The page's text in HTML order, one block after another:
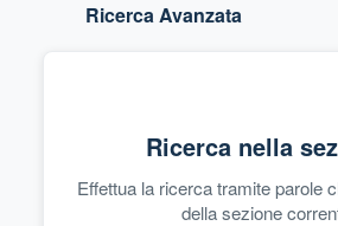
Ricerca Avanzata
Ricerca nella
Effettua la ricerca tramite parole
della sezione